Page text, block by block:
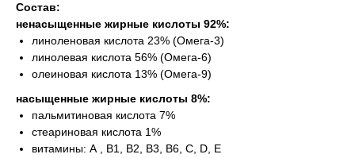
Состав:
ненасыщенные жирные кислоты 92%:
линоленовая кислота 23% (Омега-3)
линолевая кислота 56% (Омега-6)
олеиновая кислота 13% (Омега-9)
насыщенные жирные кислоты 8%:
пальмитиновая кислота 7%
стеариновая кислота 1%
витамины: А , B1, B2, B3, B6, C, D, E